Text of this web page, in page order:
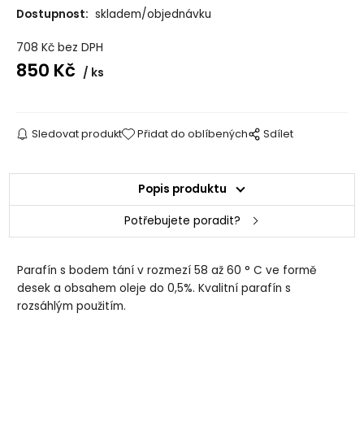
Dostupnost: skladem/objednávku
708 Kč bez DPH
850 Kč ks
Sledovat produkt Přidat do oblíbených Sdílet
Popis produktu
Potřebujete poradit?
Parafín s bodem tání v rozmezí 58 až 60 ° C ve formě
desek a obsahem oleje do 0,5%. Kvalitní parafín s
rozsáhlým použitím.